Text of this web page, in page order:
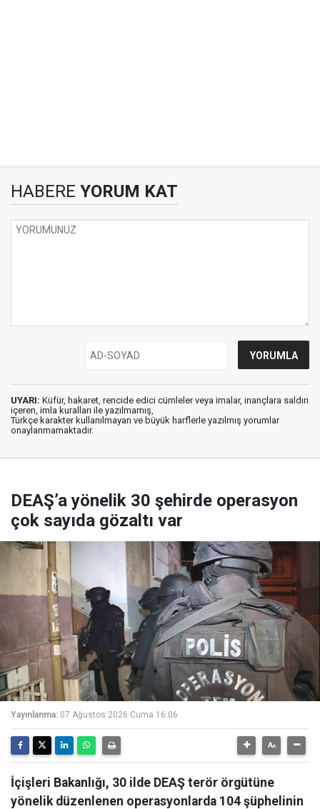
HABERE YORUM KAT
UYARI: Küfür, hakaret, rencide edici cümleler veya imalar, inançlara saldırı
içeren, imla kuralları ile yazılmamış,
Türkçe karakter kullanılmayan ve büyük harflerle yazılmış yorumlar
onaylanmamaktadır.
DEAŞ’a yönelik 30 şehirde operasyon
çok sayıda gözaltı var
Yayınlanma: 07 Ağustos 2026 Cuma 16:06
İçişleri Bakanlığı, 30 ilde DEAŞ terör örgütüne
yönelik düzenlenen operasyonlarda 104 şüphelinin